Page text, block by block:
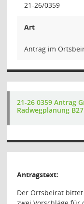
21-26/0359
Art
Antrag im
21-26 0359 Antrag
Radwegplanung
Antragstext:
Der Ortsbeirat